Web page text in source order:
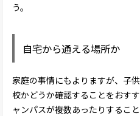
う。
自宅から通える場所か
家庭の事情にもよりますが、子
校かどうか確認することをおす
ャンパスが複数あったりするこ